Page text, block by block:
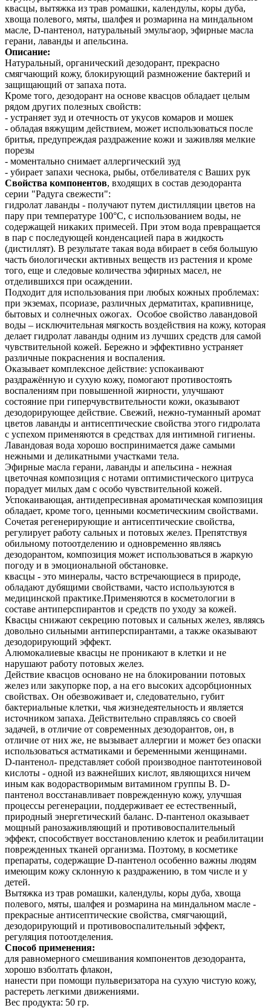
квасцы, вытяжка из трав ромашки, календулы, коры дуба,
хвоща полевого, мяты, шалфея и розмарина на миндальном
масле, D-пантенол, натуральный эмульгаор, эфирные масла
герани, лаванды и апельсина.
Описание:
Натуральный, органический дезодорант, прекрасно
смягчающий кожу, блокирующий размножение бактерий и
защищающий от запаха пота.
Кроме того, дезодорант на основе квасцов обладает целым
рядом других полезных свойств:
- устраняет зуд и отечность от укусов комаров и мошек
- обладая вяжущим действием, может использоваться после
бритья, предупреждая раздражение кожи и заживляя мелкие
порезы
- моментально снимает аллергический зуд
- убирает запахи чеснока, рыбы, отбеливателя с Ваших рук
Свойства компонентов, входящих в состав дезодоранта
серии "Радуга свежести":
гидролат лаванды - получают путем дистилляции цветов на
пару при температуре 100°С, с использованием воды, не
содержащей никаких примесей. При этом вода превращается
в пар с последующей конденсацией пара в жидкость
(дистиллят). В результате такая вода вбирает в себя большую
часть биологически активных веществ из растения и кроме
того, еще и следовые количества эфирных масел, не
отделившихся при осаждении.
Подходит для использования при любых кожных проблемах:
при экземах, псориазе, различных дерматитах, крапивнице,
бытовых и солнечных ожогах. Особое свойство лавандовой
воды – исключительная мягкость воздействия на кожу, которая
делает гидролат лаванды одним из лучших средств для самой
чувствительной кожей. Бережно и эффективно устраняет
различные покраснения и воспаления.
Оказывает комплексное действие: успокаивают
раздражённую и сухую кожу, помогают противостоять
воспалениям при повышенной жирности, улучшают
состояние при гиперчувствительности кожи, оказывают
дезодорирующее действие. Свежий, нежно-туманный аромат
цветов лаванды и антисептические свойства этого гидролата
с успехом применяются в средствах для интимной гигиены.
Лавандовая вода хорошо воспринимается даже самыми
нежными и деликатными участками тела.
Эфирные масла герани, лаванды и апельсина - нежная
цветочная композиция с нотами оптимистического цитруса
порадует милых дам с особо чувствительной кожей.
Успокаивающая, антидепресивная ароматическая композиция
обладает, кроме того, ценными косметическиим свойствами.
Сочетая регенерирующие и антисептические свойства,
регулирует работу сальных и потовых желез. Препятствуя
обильному потоотделению и одновременно являясь
дезодорантом, композиция может использоваться в жаркую
погоду и в эмоциональной обстановке.
квасцы - это минералы, часто встречающиеся в природе,
обладают дубящими свойствами, часто используются в
медицинской практике.Применяются в косметологии в
составе антиперспирантов и средств по уходу за кожей.
Квасцы снижают секрецию потовых и сальных желез, являясь
довольно сильными антиперспирантами, а также оказывают
дезодорирующий эффект.
Алюмокалиевые квасцы не проникают в клетки и не
нарушают работу потовых желез.
Действие квасцов основано не на блокировании потовых
желез или закупорке пор, а на его высоких адсорбционных
свойствах. Он обезвоживает и, следовательно, губит
бактериальные клетки, чья жизнедеятельность и является
источником запаха. Действительно справляясь со своей
задачей, в отличие от современных дезодорантов, он, в
отличие от них же, не вызывает аллергии и может без опаски
использоваться астматиками и беременными женщинами.
D-пантенол- представляет собой производное пантотеиновой
кислоты - одной из важнейших кислот, являющихся ничем
иным как водорастворимым витамином группы В. D-
пантенол восстанавливает поврежденную кожу, улучшая
процессы регенерации, поддерживает ее естественный,
природный энергетический баланс. D-пантенол оказывает
мощный ранозаживляющий и противовоспалительный
эффект, способствует восстановлению клеток и реабилитации
поврежденных тканей организма. Поэтому, в косметике
препараты, содержащие D-пантенол особенно важны людям
имеющим кожу склонную к раздражению, в том числе и у
детей.
Вытяжка из трав ромашки, календулы, коры дуба, хвоща
полевого, мяты, шалфея и розмарина на миндальном масле -
прекрасные антисептические свойства, смягчающий,
дезодорирующий и противовоспалительный эффект,
регуляция потоотделения.
Способ применения:
для равномерного смешивания компонентов дезодоранта,
хорошо взболтать флакон,
нанести при помощи пульверизатора на сухую чистую кожу,
растереть легкими движениями.
Вес продукта: 50 гр.